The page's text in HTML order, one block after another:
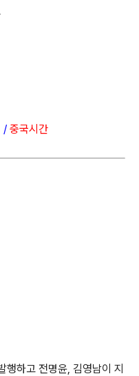
/ 중국시간
하고 전명윤, 김영남이 지